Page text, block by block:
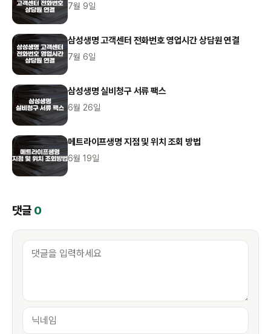
7월 9일
삼성생명 고객센터 전화번호 영업시간 상담원 연결
7월 6일
삼성생명 실비청구 서류 팩스
6월 26일
메트라이프생명 지점 및 위치 조회 방법
6월 19일
댓글 0